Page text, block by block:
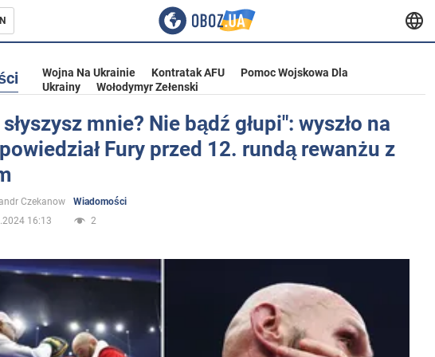
Ukrainie
Wojna Na Ukrainie Kontratak AFU
Pomoc Wojskowa Dla
Ukrainy
Wołodymyr Zełenski
mnie? Nie bądź głupi": wyszło na
Fury przed 12. rundą rewanżu z
Czekanow
Wiadomości
16:13
2